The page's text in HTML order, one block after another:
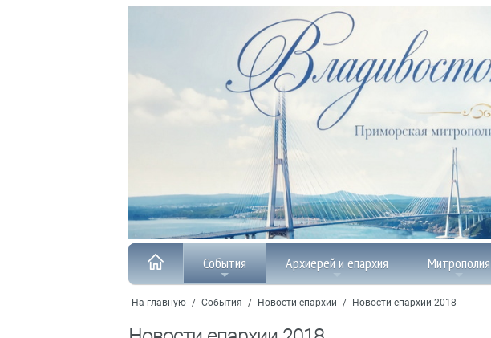
События Архиерей и епархия Митрополия
На главную / События / Новости епархии / Новости епархии 2018